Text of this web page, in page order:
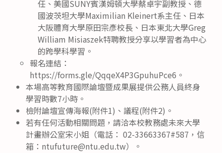
任、美國SUNY賓漢姆頓大學蔡卓宇副教授、德
國波茨坦大學‪Maximilian Kleinert系主任、日本
大阪體育大學原田宗彥校長、日本東北大學Greg
William Misiaszek特聘教授分享以學習者為中心
的跨學科學習。
報名連結：
https://forms.gle/QqqeX4P3GpuhuPce6。
本場高等教育國際論壇暨成果展提供公務人員終身
學習時數7小時。
檢附論壇宣傳海報(附件1)、議程(附件2)。
若有任何活動相關問題，請洽本校教務處未來大學
計畫辦公室宋小姐（電話： 02-33663367#587，信
箱：ntufuture@ntu.edu.tw）。